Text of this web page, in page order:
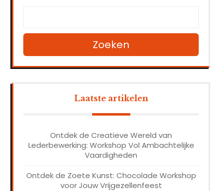
Zoeken
Laatste artikelen
Ontdek de Creatieve Wereld van
Lederbewerking: Workshop Vol Ambachtelijke
Vaardigheden
Ontdek de Zoete Kunst: Chocolade Workshop
voor Jouw Vrijgezellenfeest